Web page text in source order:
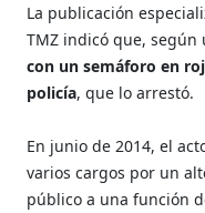
La publicación
TMZ indicó que,
con un semáforo en
policía, que lo arrestó.
En junio de 2014, el
varios cargos por un
público a una función